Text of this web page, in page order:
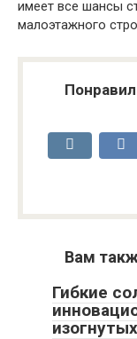
имеет все шансы
малоэтажного
Вам
Гибкие